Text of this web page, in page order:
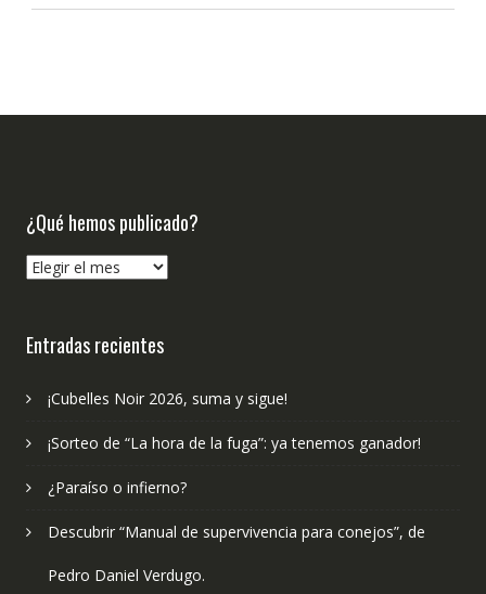
¿Qué hemos publicado?
¿Qué
Entradas recientes
¡Cubelles Noir 2026, suma y sigue!
¡Sorteo de “La hora de la fuga”: ya tenemos ganador!
¿Paraíso o infierno?
Descubrir “Manual de supervivencia para conejos”, de
Pedro Daniel Verdugo.